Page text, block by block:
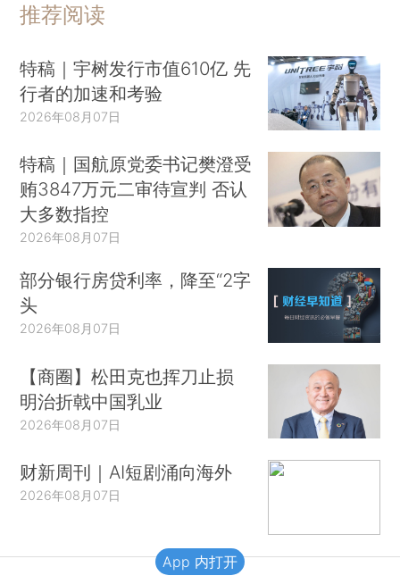
推荐阅读
特稿｜宇树发行市值610亿 先
行者的加速和考验
2026年08月07日
特稿｜国航原党委书记樊澄受
贿3847万元二审待宣判 否认
大多数指控
2026年08月07日
部分银行房贷利率，降至“2字
头
2026年08月07日
【商圈】松田克也挥刀止损
明治折戟中国乳业
2026年08月07日
财新周刊｜AI短剧涌向海外
2026年08月07日
App 内打开